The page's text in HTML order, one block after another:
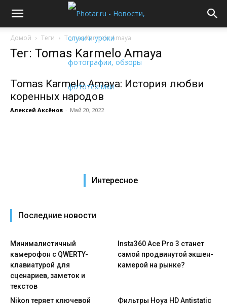
Домой Теги Tomas Karmelo Amaya
Тег: Tomas Karmelo Amaya
Tomas Karmelo Amaya: История любви
коренных народов
Алексей Аксёнов - Май 20, 2022
Интересное
Последние новости
Минималистичный
камерофон с QWERTY-
клавиатурой для
сценариев, заметок и
текстов
Insta360 Ace Pro 3 станет
самой продвинутой экшен-
камерой на рынке?
Nikon теряет ключевой
Фильтры Hoya HD Antistatic